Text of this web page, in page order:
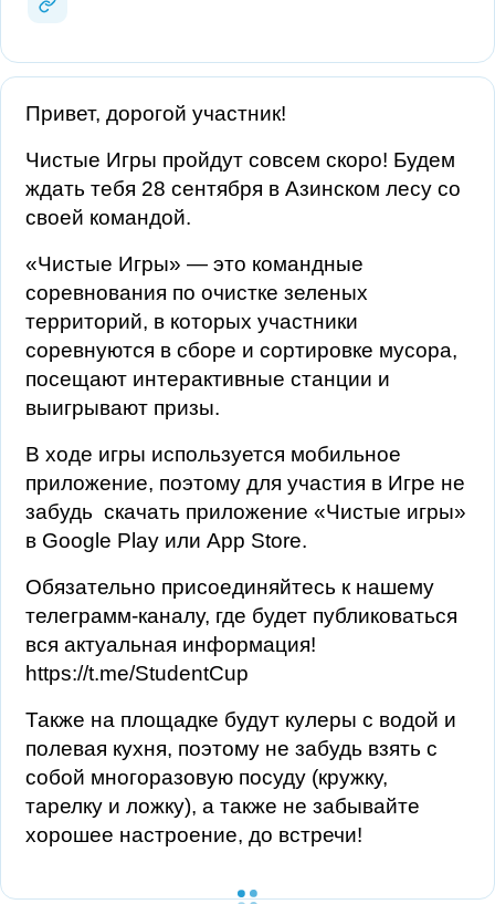
Привет, дорогой участник!
Чистые Игры пройдут совсем скоро! Будем
ждать тебя 28 сентября в Азинском лесу со
своей командой.
«Чистые Игры» — это командные
соревнования по очистке зеленых
территорий, в которых участники
соревнуются в сборе и сортировке мусора,
посещают интерактивные станции и
выигрывают призы.
В ходе игры используется мобильное
приложение, поэтому для участия в Игре не
забудь скачать приложение «Чистые игры»
в Google Play или App Store.
Обязательно присоединяйтесь к нашему
телеграмм-каналу, где будет публиковаться
вся актуальная информация!
https://t.me/StudentCup
Также на площадке будут кулеры с водой и
полевая кухня, поэтому не забудь взять с
собой многоразовую посуду (кружку,
тарелку и ложку), а также не забывайте
хорошее настроение, до встречи!